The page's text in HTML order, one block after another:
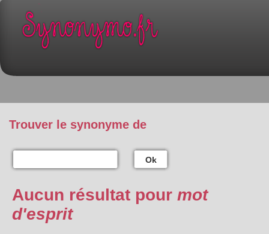
Trouver le synonyme de
Ok
Aucun résultat pour mot
d'esprit